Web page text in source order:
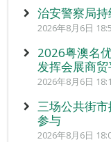
治安警察局持
2026年8月6日
2026粤澳名
发挥会展商
2026年8月6日
三场公共街
参与
2026年8月6日